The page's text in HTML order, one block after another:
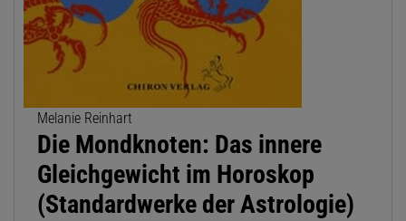
Melanie Reinhart
Die Mondknoten: Das innere
Gleichgewicht im Horoskop
(Standardwerke der Astrologie)